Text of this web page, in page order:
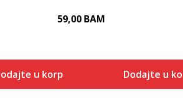
u korpu
59,00 BAM
Dodajte u